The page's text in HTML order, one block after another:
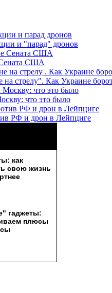
и "парад" дронов
США
на стрелу". Как Украине
что это было
РФ и дрон в Лейпциге